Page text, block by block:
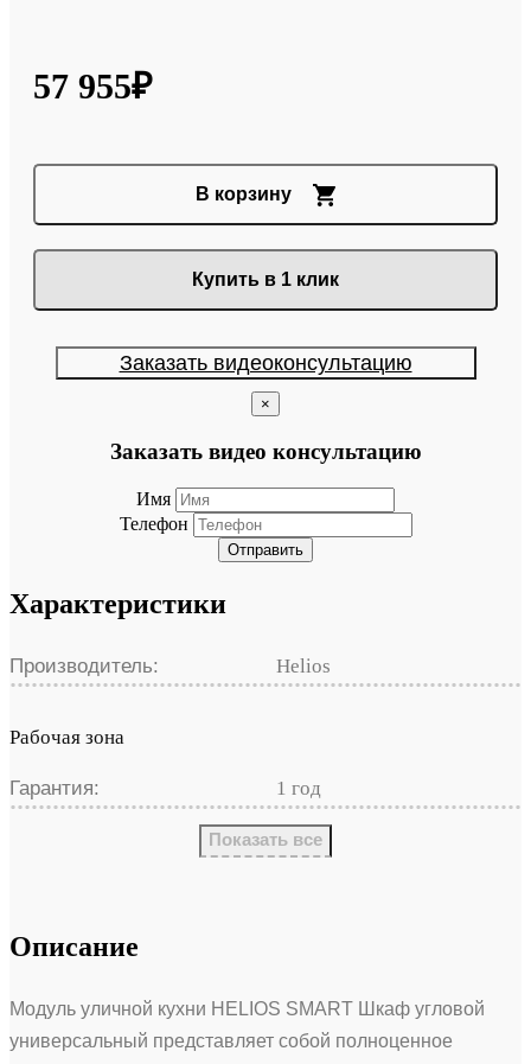
57 955₽
В корзину
Купить в 1 клик
Заказать видеоконсультацию
×
Заказать видео консультацию
Имя
Телефон
Отправить
Характеристики
Производитель: Helios
Рабочая зона
Гарантия: 1 год
Показать все
Описание
Модуль уличной кухни HELIOS SMART Шкаф угловой
универсальный представляет собой полноценное